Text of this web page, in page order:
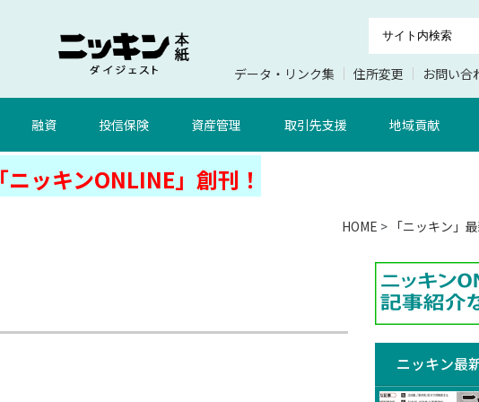
データ・リンク集 住所変更 お問い合
融資 投信保険 資産管理 取引先支援 地域貢献
「ニッキンONLINE」創刊！
HOME > 「ニッキン」
ニッキン最